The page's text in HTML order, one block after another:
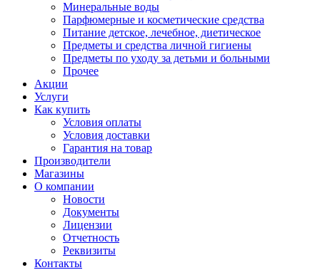
Минеральные воды
Парфюмерные и косметические средства
Питание детское, лечебное, диетическое
Предметы и средства личной гигиены
Предметы по уходу за детьми и больными
Прочее
Акции
Услуги
Как купить
Условия оплаты
Условия доставки
Гарантия на товар
Производители
Магазины
О компании
Новости
Документы
Лицензии
Отчетность
Реквизиты
Контакты